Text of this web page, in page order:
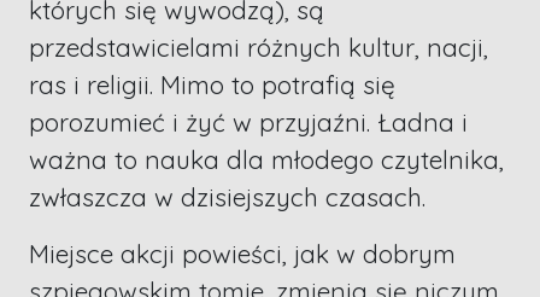
których się wywodzą), są
przedstawicielami różnych kultur, nacji,
ras i religii. Mimo to potrafią się
porozumieć i żyć w przyjaźni. Ładna i
ważna to nauka dla młodego czytelnika,
zwłaszcza w dzisiejszych czasach.
Miejsce akcji powieści, jak w dobrym